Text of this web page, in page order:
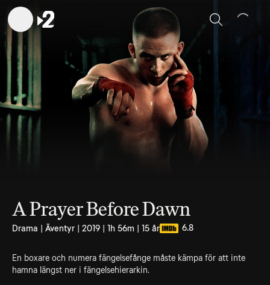
Sök
A Prayer Before Dawn
Drama | Äventyr | 2019 | 1h 56m | 15 år 6.8
En boxare och numera fängelsefånge måste kämpa för att inte
hamna längst ner i fängelsehierarkin.